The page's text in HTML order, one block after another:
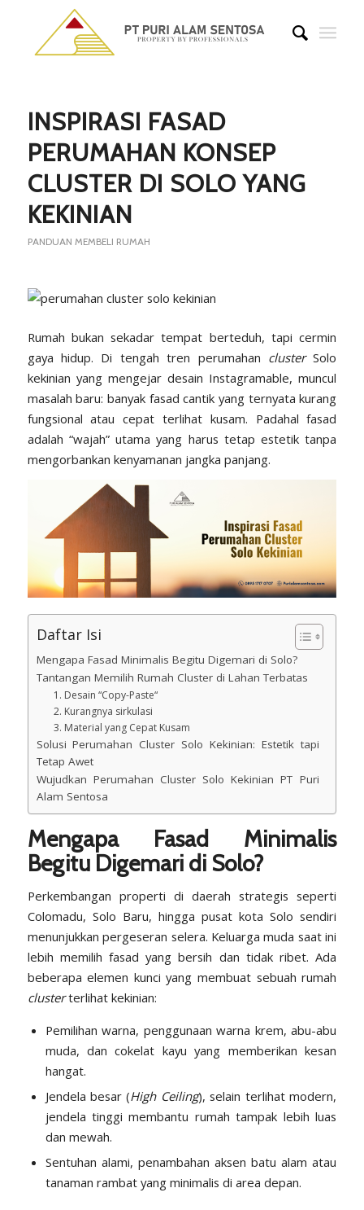
INSPIRASI FASAD
PERUMAHAN KONSEP
CLUSTER DI SOLO YANG
KEKINIAN
PANDUAN MEMBELI RUMAH
Rumah bukan sekadar tempat berteduh, tapi cermin
gaya hidup. Di tengah tren perumahan clusterSolo
kekinian yang mengejar desain Instagramable, muncul
masalah baru: banyak fasad cantik yang ternyata kurang
fungsional atau cepat terlihat kusam. Padahal fasad
adalah “wajah” utama yang harus tetap estetik tanpa
mengorbankan kenyamanan jangka panjang.
Daftar Isi
Mengapa Fasad Minimalis Begitu Digemari di Solo?
Tantangan Memilih Rumah Cluster di Lahan Terbatas
1. Desain “Copy-Paste“
2. Kurangnya sirkulasi
3. Material yang Cepat Kusam
Solusi Perumahan Cluster Solo Kekinian: Estetik tapi
Tetap Awet
Wujudkan Perumahan Cluster Solo Kekinian PT Puri
Alam Sentosa
Mengapa Fasad Minimalis
Begitu Digemari di Solo?
Perkembangan properti di daerah strategis seperti
Colomadu, Solo Baru, hingga pusat kota Solo sendiri
menunjukkan pergeseran selera. Keluarga muda saat ini
lebih memilih fasad yang bersih dan tidak ribet. Ada
beberapa elemen kunci yang membuat sebuah rumah
clusterterlihat kekinian:
Pemilihan warna, penggunaan warna krem, abu-abu
muda, dan cokelat kayu yang memberikan kesan
hangat.
Jendela besar (High Ceiling), selain terlihat modern,
jendela tinggi membantu rumah tampak lebih luas
dan mewah.
Sentuhan alami, penambahan aksen batu alam atau
tanaman rambat yang minimalis di area depan.